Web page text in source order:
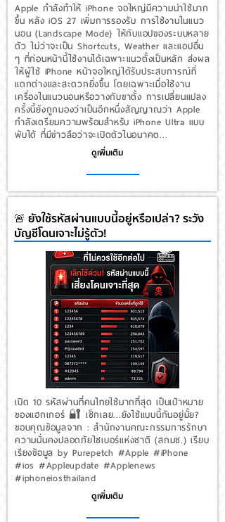
Apple กำลังทำให้ iPhone จอใหญ่มีความน่าใช้มาก
ขึ้น หลัง iOS 27 เพิ่มการรองรับ การใช้งานในแนว
นอน (Landscape Mode) ให้กับแอปของระบบหลาย
ตัว ไม่ว่าจะเป็น Shortcuts, Weather และแอปอื่น
ๆ ที่ก่อนหน้านี้ใช้งานได้เฉพาะแนวตั้งเป็นหลัก ส่งผล
ให้ผู้ใช้ iPhone หน้าจอใหญ่ได้รับประสบการณ์ที่
แตกต่างและสะดวกยิ่งขึ้น โดยเฉพาะเมื่อใช้งาน
เครื่องในแนวนอนหรือวางกับขาตั้ง การเปลี่ยนแปลง
ครั้งนี้ยังถูกมองว่าเป็นอีกหนึ่งสัญญาณว่า Apple
กำลังเตรียมความพร้อมสำหรับ iPhone Ultra แบบ
พับได้ ที่มีข่าวลือว่าจะเปิดตัวในอนาคต...
ดูเพิ่มเติม
🚨 ยังใช้รหัสผ่านแบบนี้อยู่หรือเปล่า? ระวัง
บัญชีโดนเจาะไม่รู้ตัว!
เปิด 10 รหัสผ่านที่คนไทยใช้มากที่สุด เป็นเป้าหมาย
ของแฮกเกอร์ 🔐 เช็กเลย...ยังใช้แบบนี้กันอยู่มั้ย?
ขอบคุณข้อมูลจาก : สํานักงานคณะกรรมการรักษา
ความมั่นคงปลอดภัยไซเบอร์แห่งชาติ (สกมช.) เรียบ
เรียงข้อมูล by Purepetch #Apple #iPhone
#ios #Appleupdate #Applenews
#iphoneiosthailand
ดูเพิ่มเติม